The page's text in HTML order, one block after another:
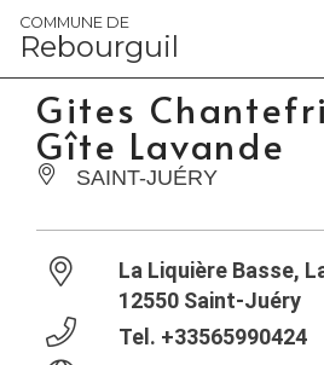
Panneau de gestion des
COMMUNE DE
Rebourguil
Gites
Gîte Lavande
SAINT-JUÉRY
La Liquière Basse,
12550 Saint-Juéry
Tel. +33565990424